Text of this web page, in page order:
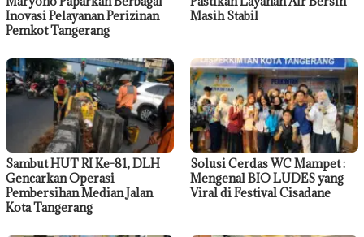
Inovasi Pelayanan Perizinan
Pemkot Tangerang
Masih Stabil
Sambut HUT RI Ke-81, DLH
Gencarkan Operasi
Pembersihan Median Jalan
Kota Tangerang
Solusi Cerdas WC Mampet :
Mengenal BIO LUDES yang
Viral di Festival Cisadane